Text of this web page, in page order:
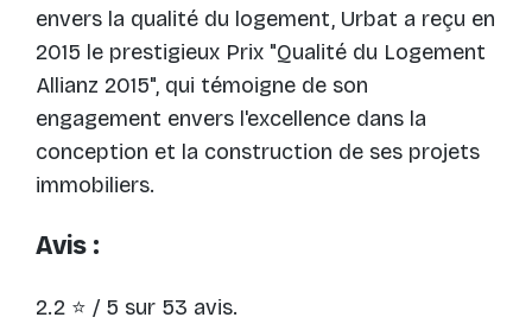
envers la qualité du logement, Urbat a reçu en
2015 le prestigieux Prix "Qualité du Logement
Allianz 2015", qui témoigne de son
engagement envers l'excellence dans la
conception et la construction de ses projets
immobiliers.
Avis :
2.2 ⭐ / 5 sur 53 avis.